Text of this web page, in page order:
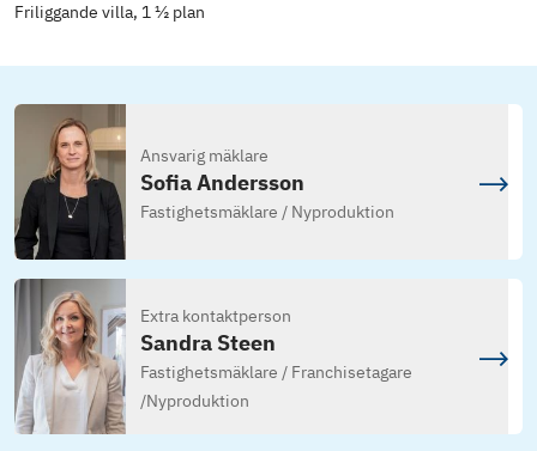
Friliggande villa, 1 ½ plan
Ansvarig mäklare
Sofia Andersson
Fastighetsmäklare / Nyproduktion
Extra kontaktperson
Sandra Steen
Fastighetsmäklare / Franchisetagare
/Nyproduktion